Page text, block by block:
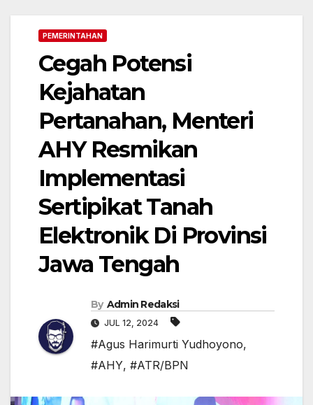
PEMERINTAHAN
Cegah Potensi
Kejahatan
Pertanahan, Menteri
AHY Resmikan
Implementasi
Sertipikat Tanah
Elektronik Di Provinsi
Jawa Tengah
By Admin Redaksi
JUL 12, 2024
#Agus Harimurti Yudhoyono,
#AHY, #ATR/BPN